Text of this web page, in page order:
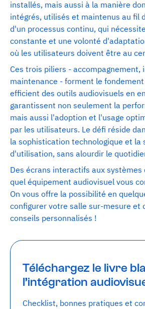
installés, mais aussi à la manière
intégrés, utilisés et maintenus au fil
d'un processus continu, qui
constante et une volonté
où les utilisateurs doivent être au
Ces trois piliers - accompagnement,
maintenance - forment le
efficient des outils audiovisuels en
garantissent non seulement la
mais aussi l'adoption et l'usage
par les utilisateurs. Le défi réside
la sophistication technologique et la
d'utilisation, sans alourdir le
Des écrans interactifs aux systèmes
quel équipement audiovisuel vous
On vous offre la possibilité en
configurer votre salle sur-mesure et
conseils personnalisés !
Téléchargez le livre
l’intégration
Checklist, bonnes pratiques et